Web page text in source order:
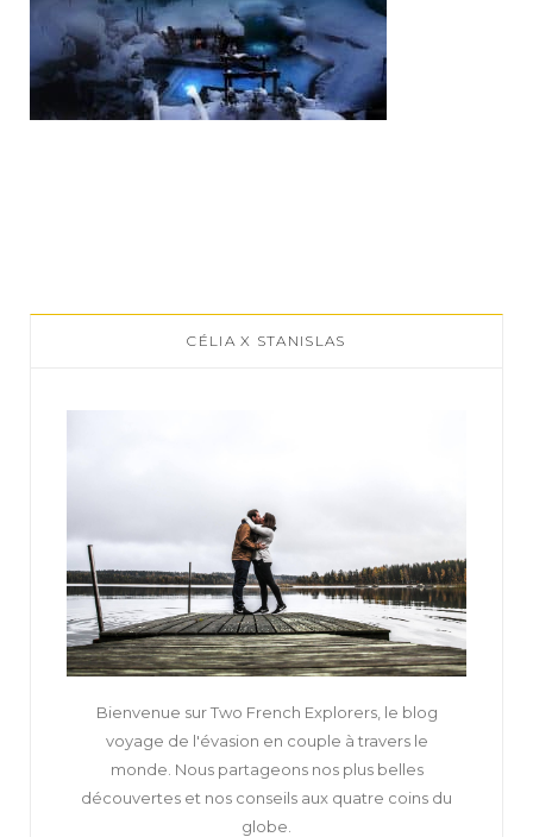
CÉLIA X STANISLAS
Bienvenue sur Two French Explorers, le blog
voyage de l'évasion en couple à travers le
monde. Nous partageons nos plus belles
découvertes et nos conseils aux quatre coins du
globe.